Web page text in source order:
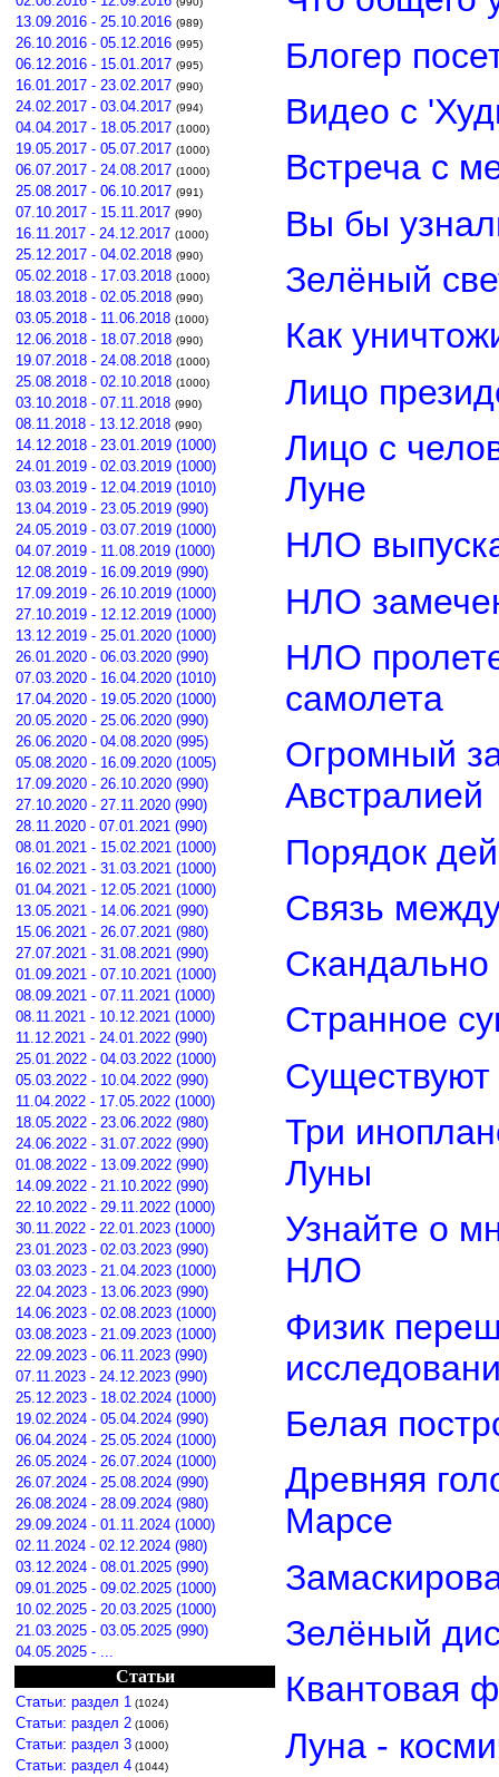
13.09.2016 - 25.10.2016 (989)
26.10.2016 - 05.12.2016 (995)
06.12.2016 - 15.01.2017 (995)
16.01.2017 - 23.02.2017 (990)
24.02.2017 - 03.04.2017 (994)
04.04.2017 - 18.05.2017 (1000)
19.05.2017 - 05.07.2017 (1000)
06.07.2017 - 24.08.2017 (1000)
25.08.2017 - 06.10.2017 (991)
07.10.2017 - 15.11.2017 (990)
16.11.2017 - 24.12.2017 (1000)
25.12.2017 - 04.02.2018 (990)
05.02.2018 - 17.03.2018 (1000)
18.03.2018 - 02.05.2018 (990)
03.05.2018 - 11.06.2018 (1000)
12.06.2018 - 18.07.2018 (990)
19.07.2018 - 24.08.2018 (1000)
25.08.2018 - 02.10.2018 (1000)
03.10.2018 - 07.11.2018 (990)
08.11.2018 - 13.12.2018 (990)
14.12.2018 - 23.01.2019 (1000)
24.01.2019 - 02.03.2019 (1000)
03.03.2019 - 12.04.2019 (1010)
13.04.2019 - 23.05.2019 (990)
24.05.2019 - 03.07.2019 (1000)
04.07.2019 - 11.08.2019 (1000)
12.08.2019 - 16.09.2019 (990)
17.09.2019 - 26.10.2019 (1000)
27.10.2019 - 12.12.2019 (1000)
13.12.2019 - 25.01.2020 (1000)
26.01.2020 - 06.03.2020 (990)
07.03.2020 - 16.04.2020 (1010)
17.04.2020 - 19.05.2020 (1000)
20.05.2020 - 25.06.2020 (990)
26.06.2020 - 04.08.2020 (995)
05.08.2020 - 16.09.2020 (1005)
17.09.2020 - 26.10.2020 (990)
27.10.2020 - 27.11.2020 (990)
28.11.2020 - 07.01.2021 (990)
08.01.2021 - 15.02.2021 (1000)
16.02.2021 - 31.03.2021 (1000)
01.04.2021 - 12.05.2021 (1000)
13.05.2021 - 14.06.2021 (990)
15.06.2021 - 26.07.2021 (980)
27.07.2021 - 31.08.2021 (990)
01.09.2021 - 07.10.2021 (1000)
08.09.2021 - 07.11.2021 (1000)
08.11.2021 - 10.12.2021 (1000)
11.12.2021 - 24.01.2022 (990)
25.01.2022 - 04.03.2022 (1000)
05.03.2022 - 10.04.2022 (990)
11.04.2022 - 17.05.2022 (1000)
18.05.2022 - 23.06.2022 (980)
24.06.2022 - 31.07.2022 (990)
01.08.2022 - 13.09.2022 (990)
14.09.2022 - 21.10.2022 (990)
22.10.2022 - 29.11.2022 (1000)
30.11.2022 - 22.01.2023 (1000)
23.01.2023 - 02.03.2023 (990)
03.03.2023 - 21.04.2023 (1000)
22.04.2023 - 13.06.2023 (990)
14.06.2023 - 02.08.2023 (1000)
03.08.2023 - 21.09.2023 (1000)
22.09.2023 - 06.11.2023 (990)
07.11.2023 - 24.12.2023 (990)
25.12.2023 - 18.02.2024 (1000)
19.02.2024 - 05.04.2024 (990)
06.04.2024 - 25.05.2024 (1000)
26.05.2024 - 26.07.2024 (1000)
26.07.2024 - 25.08.2024 (990)
26.08.2024 - 28.09.2024 (980)
29.09.2024 - 01.11.2024 (1000)
02.11.2024 - 02.12.2024 (980)
03.12.2024 - 08.01.2025 (990)
09.01.2025 - 09.02.2025 (1000)
10.02.2025 - 20.03.2025 (1000)
21.03.2025 - 03.05.2025 (990)
04.05.2025 - ...
Статьи
Статьи: раздел 1 (1024)
Статьи: раздел 2 (1006)
Статьи: раздел 3 (1000)
Статьи: раздел 4 (1044)
Блогер
Видео с
Встреча с
Вы бы
Зелёный
Как
Лицо
Лицо с
Луне
НЛО
НЛО
НЛО
самолета
Огромный
Австралией
Порядок
Связь
Странное
Три
Луны
Узнайте о
НЛО
Физик
Белая
Древняя
Марсе
Зелёный
Квантовая
Луна -